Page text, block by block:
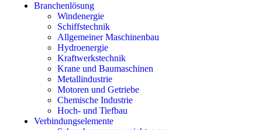
Branchenlösung
Windenergie
Schiffstechnik
Allgemeiner Maschinenbau
Hydroenergie
Kraftwerkstechnik
Krane und Baumaschinen
Metallindustrie
Motoren und Getriebe
Chemische Industrie
Hoch- und Tiefbau
Verbindungselemente